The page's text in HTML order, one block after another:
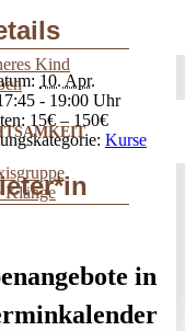
Kind
Klänge
in
10. Apr.
- 19:00
15€ – 150€
Kurse